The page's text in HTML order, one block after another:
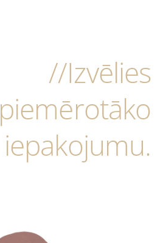
//Izvēlies
piemērotāko
iepakojumu.